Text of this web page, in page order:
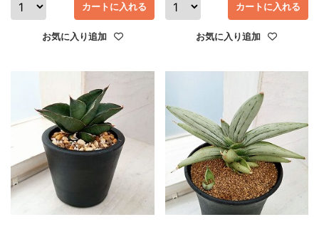
お気に入り追加
カートに入れる
お気に入り追加
カートに入れる